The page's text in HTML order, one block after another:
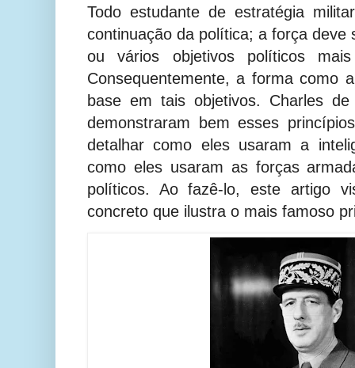
Todo estudante de estratégia
continuação da política; a força deve
ou vários objetivos políticos
Consequentemente, a forma como
base em tais objetivos. Charles
demonstraram bem esses
detalhar como eles usaram a
como eles usaram as forças
políticos. Ao fazê-lo, este artigo
concreto que ilustra o mais famoso